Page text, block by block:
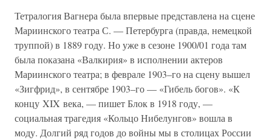
Тетралогия Вагнера была впервые представлена на сцене
Мариинского театра С. — Петербурга (правда, немецкой
труппой) в 1889 году. Но уже в сезоне 1900/01 года там
была показана «Валкирия» в исполнении актеров
Мариинского театра; в феврале 1903–го на сцену вышел
«Зигфрид», в сентябре 1903–го — «Гибель богов». «К
концу XIX века, — пишет Блок в 1918 году, —
социальная трагедия «Кольцо Нибелунгов» вошла в
моду. Долгий ряд годов до войны мы в столицах России